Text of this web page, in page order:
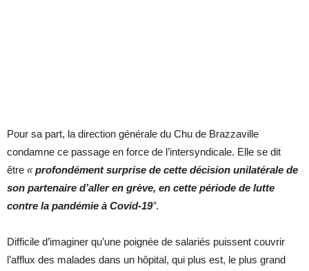
Pour sa part, la direction générale du Chu de Brazzaville
condamne ce passage en force de l’intersyndicale. Elle se dit
être «profondément surprise de cette décision unilatérale de
son partenaire d’aller en grève, en cette période de lutte
contre la pandémie à Covid-19”.
Difficile d’imaginer qu’une poignée de salariés puissent couvrir
l’afflux des malades dans un hôpital, qui plus est, le plus grand